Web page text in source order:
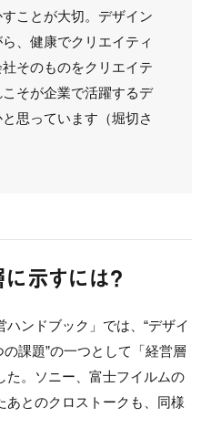
ことが大切。デザイン
、健康でクリエイティ
そのものをクリエイテ
そが企業で活躍するデ
思っています（堀切さ
示すには？
ンドブック」では、“デザイ
課題”の一つとして「経営層
た。ソニー、富士フイルムの
あとのクロストークも、同様